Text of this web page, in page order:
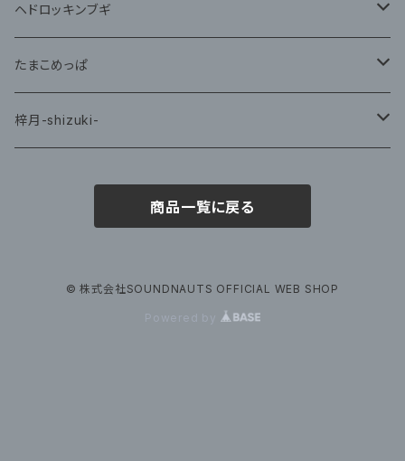
藤咲ゆみ
ヘドロッキンブギ
CD
たまこめっぱ
グッズ
梓月-shizuki-
商品一覧に戻る
© 株式会社SOUNDNAUTS OFFICIAL WEB SHOP
Powered by